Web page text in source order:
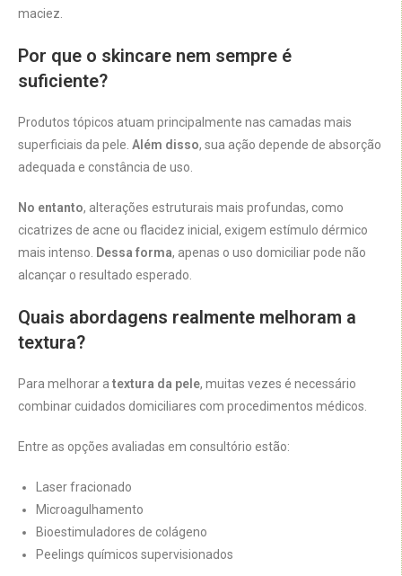
maciez.
Por que o skincare nem sempre é
suficiente?
Produtos tópicos atuam principalmente nas camadas mais
superficiais da pele. Além disso, sua ação depende de absorção
adequada e constância de uso.
No entanto, alterações estruturais mais profundas, como
cicatrizes de acne ou flacidez inicial, exigem estímulo dérmico
mais intenso. Dessa forma, apenas o uso domiciliar pode não
alcançar o resultado esperado.
Quais abordagens realmente melhoram a
textura?
Para melhorar a textura da pele, muitas vezes é necessário
combinar cuidados domiciliares com procedimentos médicos.
Entre as opções avaliadas em consultório estão:
Laser fracionado
Microagulhamento
Bioestimuladores de colágeno
Peelings químicos supervisionados